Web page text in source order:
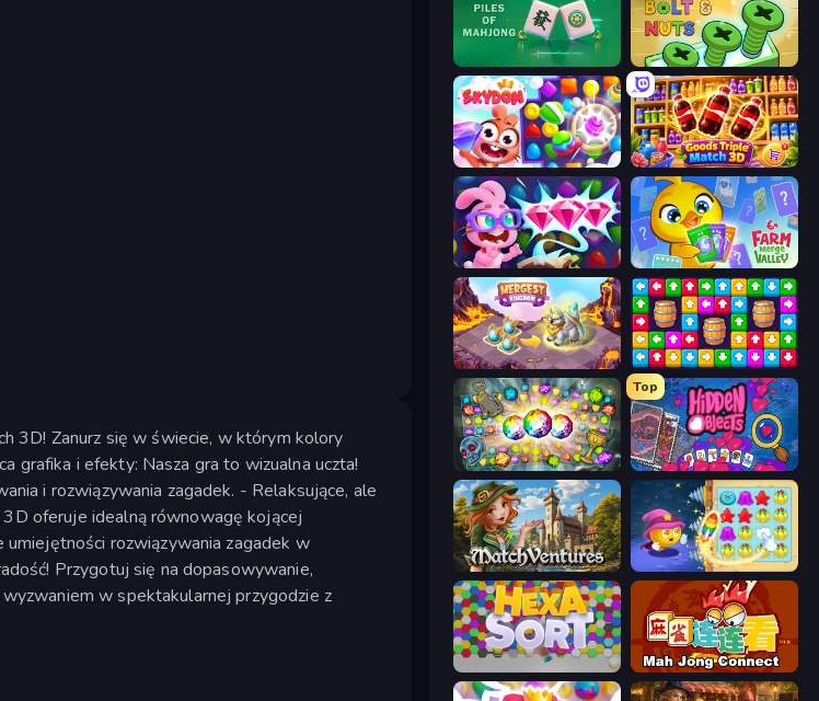
3D! Zanurz się w świecie, w którym kolory
grafika i efekty: Nasza gra to wizualna uczta!
i rozwiązywania zagadek. - Relaksujące, ale
oferuje idealną równowagę kojącej
rozwiązywania zagadek w
Przygotuj się na dopasowywanie,
w spektakularnej przygodzie z
Piles of Mahjong Screw Out: Bolts and Nuts
Skydom Goods Triple Match 3D
Skydom: Reforged Farm Merge Valley
Mergest Kingdom Tap Away Story
Forgotten Treasure 2
Top
Hidden Objects
MatchVentures Candy Riddles
Mahjong Connect (Legacy)